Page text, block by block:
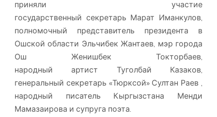
приняли участие
государственный секретарь Марат Иманкулов,
полномочный представитель президента в
Ошской области Эльчибек Жантаев, мэр города
Ош Женишбек Токторбаев,
народный артист Туголбай Казаков,
генеральный секретарь «Тюрксой» Султан Раев ,
народный писатель Кыргызстана Менди
Мамазаирова и супруга поэта.